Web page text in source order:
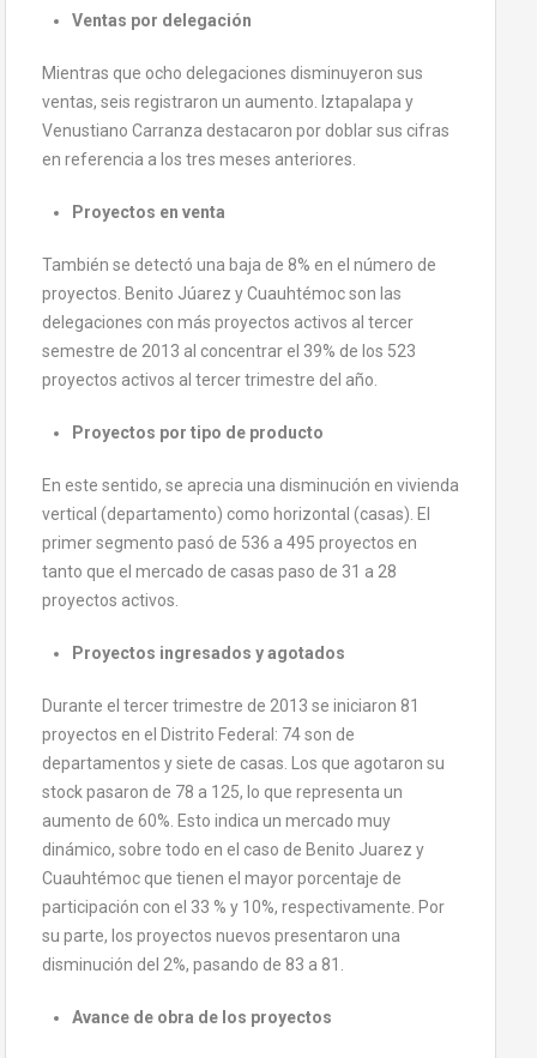
Ventas por delegación
Mientras que ocho delegaciones disminuyeron sus
ventas, seis registraron un aumento. Iztapalapa y
Venustiano Carranza destacaron por doblar sus cifras
en referencia a los tres meses anteriores.
Proyectos en venta
También se detectó una baja de 8% en el número de
proyectos. Benito Júarez y Cuauhtémoc son las
delegaciones con más proyectos activos al tercer
semestre de 2013 al concentrar el 39% de los 523
proyectos activos al tercer trimestre del año.
Proyectos por tipo de producto
En este sentido, se aprecia una disminución en vivienda
vertical (departamento) como horizontal (casas). El
primer segmento pasó de 536 a 495 proyectos en
tanto que el mercado de casas paso de 31 a 28
proyectos activos.
Proyectos ingresados y agotados
Durante el tercer trimestre de 2013 se iniciaron 81
proyectos en el Distrito Federal: 74 son de
departamentos y siete de casas. Los que agotaron su
stock pasaron de 78 a 125, lo que representa un
aumento de 60%. Esto indica un mercado muy
dinámico, sobre todo en el caso de Benito Juarez y
Cuauhtémoc que tienen el mayor porcentaje de
participación con el 33 % y 10%, respectivamente. Por
su parte, los proyectos nuevos presentaron una
disminución del 2%, pasando de 83 a 81.
Avance de obra de los proyectos